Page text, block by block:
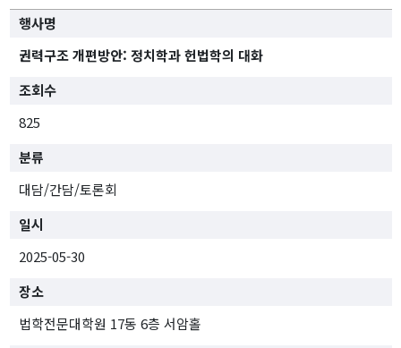
행사명
권력구조 개편방안: 정치학과 헌법학의 대화
조회수
825
분류
대담/간담/토론회
일시
2025-05-30
장소
법학전문대학원 17동 6층 서암홀
경제안보 클러스터
글로벌 한국 클러스터
TF 프로젝트